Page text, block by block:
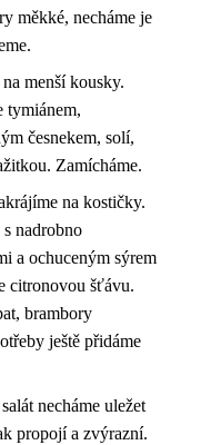
měkké, necháme je
menší kousky.
tymiánem,
česnekem, solí,
Zamícháme.
na kostičky.
nadrobno
a ochuceným sýrem
citronovou šťávu.
brambory
ještě přidáme
necháme uležet
propojí a zvýrazní.